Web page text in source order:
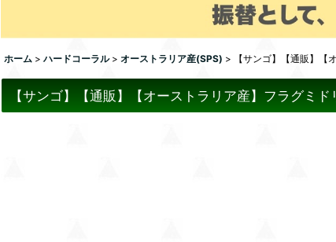
ホーム > ハードコーラル > オーストラリア産(SPS) > 【サンゴ】【通販】
【サンゴ】【通販】【オーストラリア産】フラグミ